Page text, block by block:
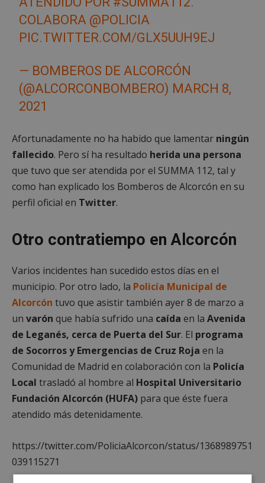
COLABORA @POLICIA
PIC.TWITTER.COM/GLX5UUH9EJ
— BOMBEROS DE ALCORCÓN
(@ALCORCONBOMBERO) MARCH 8,
2021
Afortunadamente no ha habido que lamentar ningún
fallecido. Pero sí ha resultado herida una persona
que tuvo que ser atendida por el SUMMA 112, tal y
como han explicado los Bomberos de Alcorcón en su
perfil oficial en Twitter.
Otro contratiempo en Alcorcón
Varios incidentes han sucedido estos días en el
municipio. Por otro lado, la Policía Municipal de
Alcorcón tuvo que asistir también ayer 8 de marzo a
un varón que había sufrido una caída en la Avenida
de Leganés, cerca de Puerta del Sur. El programa
de Socorros y Emergencias de Cruz Roja en la
Comunidad de Madrid en colaboración con la Policía
Local trasladó al hombre al Hospital Universitario
Fundación Alcorcón (HUFA) para que éste fuera
atendido más detenidamente.
https://twitter.com/PoliciaAlcorcon/status/1368989751
039115271